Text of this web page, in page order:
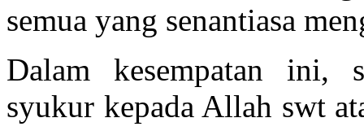
semua yang senantiasa
Dalam kesempatan ini,
syukur kepada Allah swt